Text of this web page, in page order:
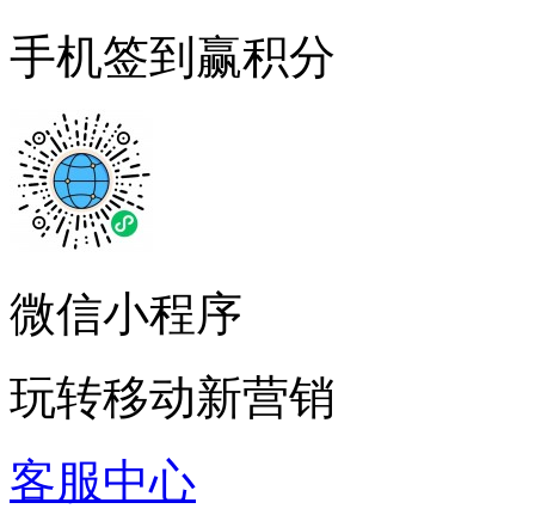
手机签到赢积分
微信小程序
玩转移动新营销
客服中心